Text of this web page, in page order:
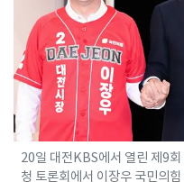
20일 대전KBS에서 열린 제9
청 토론회에서 이장우 국민의